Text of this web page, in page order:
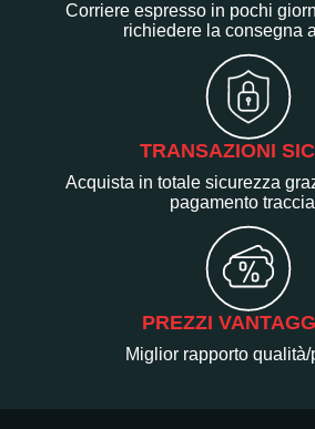
Corriere espresso in pochi
richiedere la consegna
TRANSAZIONI
Acquista in totale sicurezza
pagamento
PREZZI
Miglior rapporto qualità/